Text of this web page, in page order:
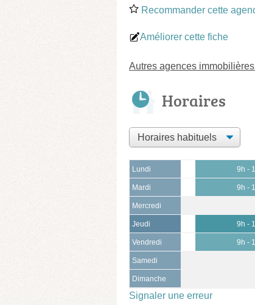
Recommander cette
Améliorer cette fiche
Autres agences
Horaires
Lundi 9h -
Mardi 9h -
Mercredi
Jeudi 9h -
Vendredi 9h -
Samedi
Dimanche
Signaler une erreur